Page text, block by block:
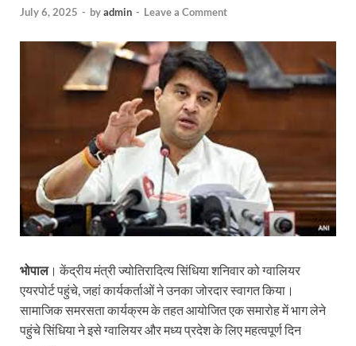
July 6, 2025 - byadmin - Leave a Comment
भोपाल। केंद्रीय मंत्री ज्योतिरादित्य सिंधिया शनिवार को ग्वालियर
एयरपोर्ट पहुंचे, जहां कार्यकर्ताओं ने उनका जोरदार स्वागत किया।
सामाजिक समरसता कार्यक्रम के तहत आयोजित एक समारोह में भाग लेने
पहुंचे सिंधिया ने इसे ग्वालियर और मध्य प्रदेश के लिए महत्वपूर्ण दिन